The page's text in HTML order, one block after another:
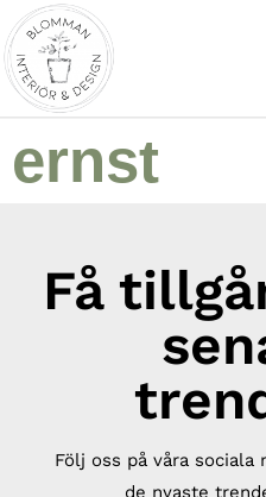
ernst
Få
Följ oss på våra